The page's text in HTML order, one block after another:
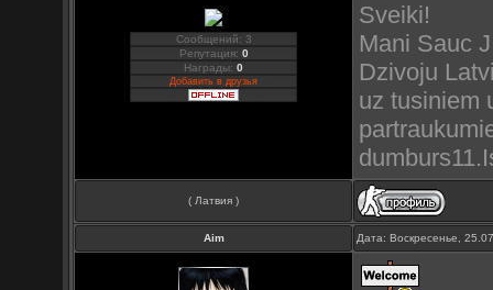
Сообщений: 3
Репутация: 0
Награды:0
Добавить в друзья
Sveiki!
Mani Sauc
Dzivoju
uz tusiniem
( Латвия )
Aim Дата: Воскресенье,